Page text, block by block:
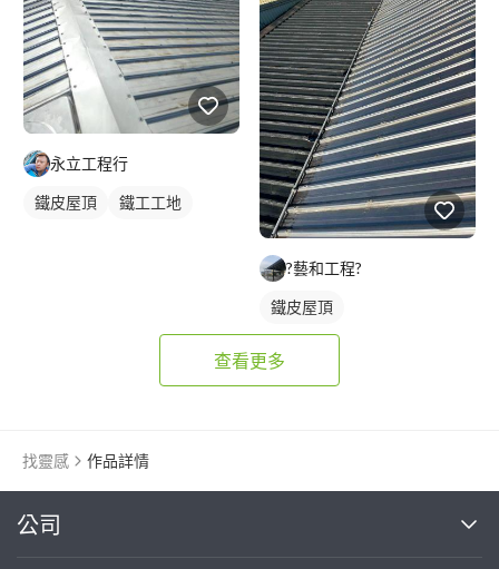
永立工程行
鐵皮屋頂 鐵工工地
?藝和工程?
鐵皮屋頂
查看更多
找靈感 作品詳情
公司繼續完成